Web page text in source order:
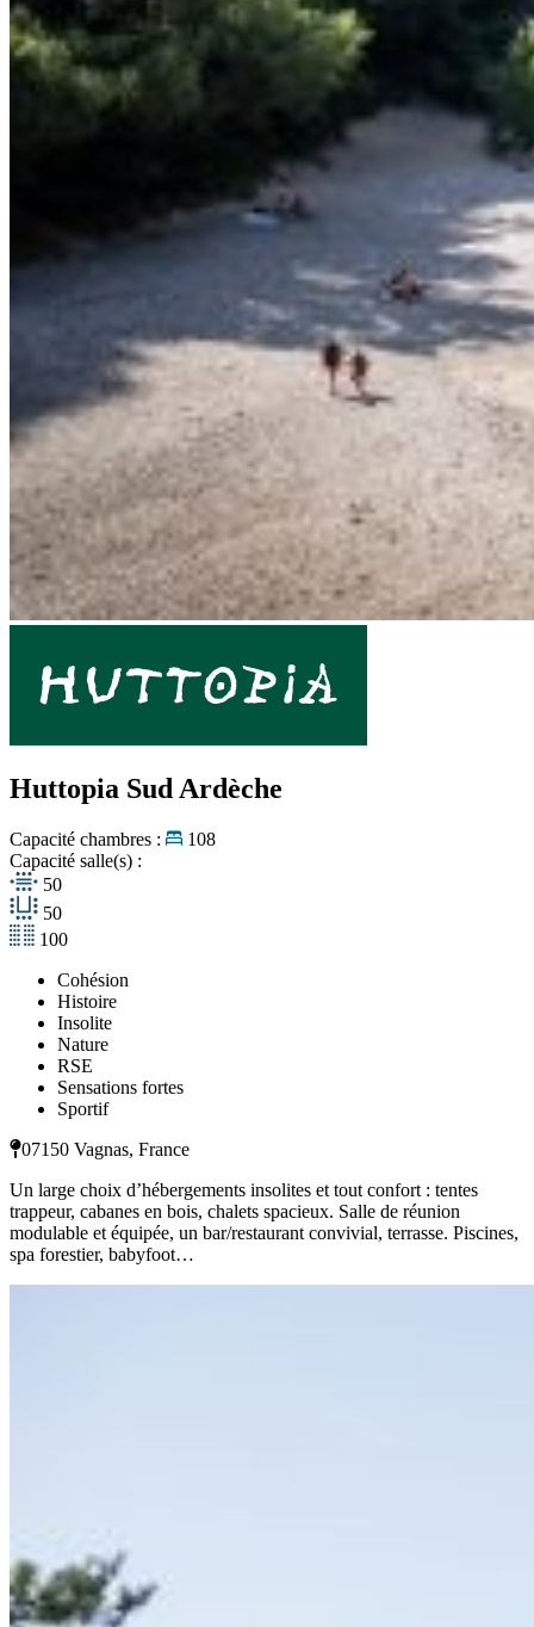
Huttopia Sud Ardèche
Capacité chambres :
108
Capacité salle(s) :
50
50
100
Cohésion
Histoire
Insolite
Nature
RSE
Sensations fortes
Sportif
07150 Vagnas, France
Un large choix d’hébergements insolites et tout confort : tentes
trappeur, cabanes en bois, chalets spacieux. Salle de réunion
modulable et équipée, un bar/restaurant convivial, terrasse. Piscines,
spa forestier, babyfoot…